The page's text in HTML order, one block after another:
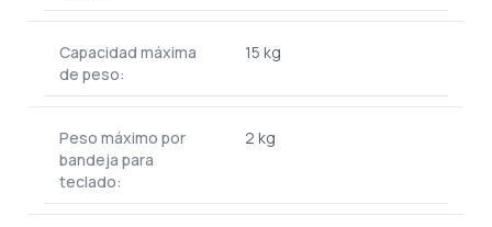
Capacidad máxima
de peso:
15 kg
Peso máximo por
bandeja para
teclado:
2 kg